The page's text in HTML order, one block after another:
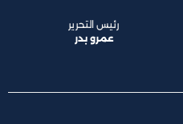
رئيس التحرير
عمرو بدر